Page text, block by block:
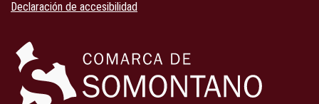
Declaración de accesibilidad